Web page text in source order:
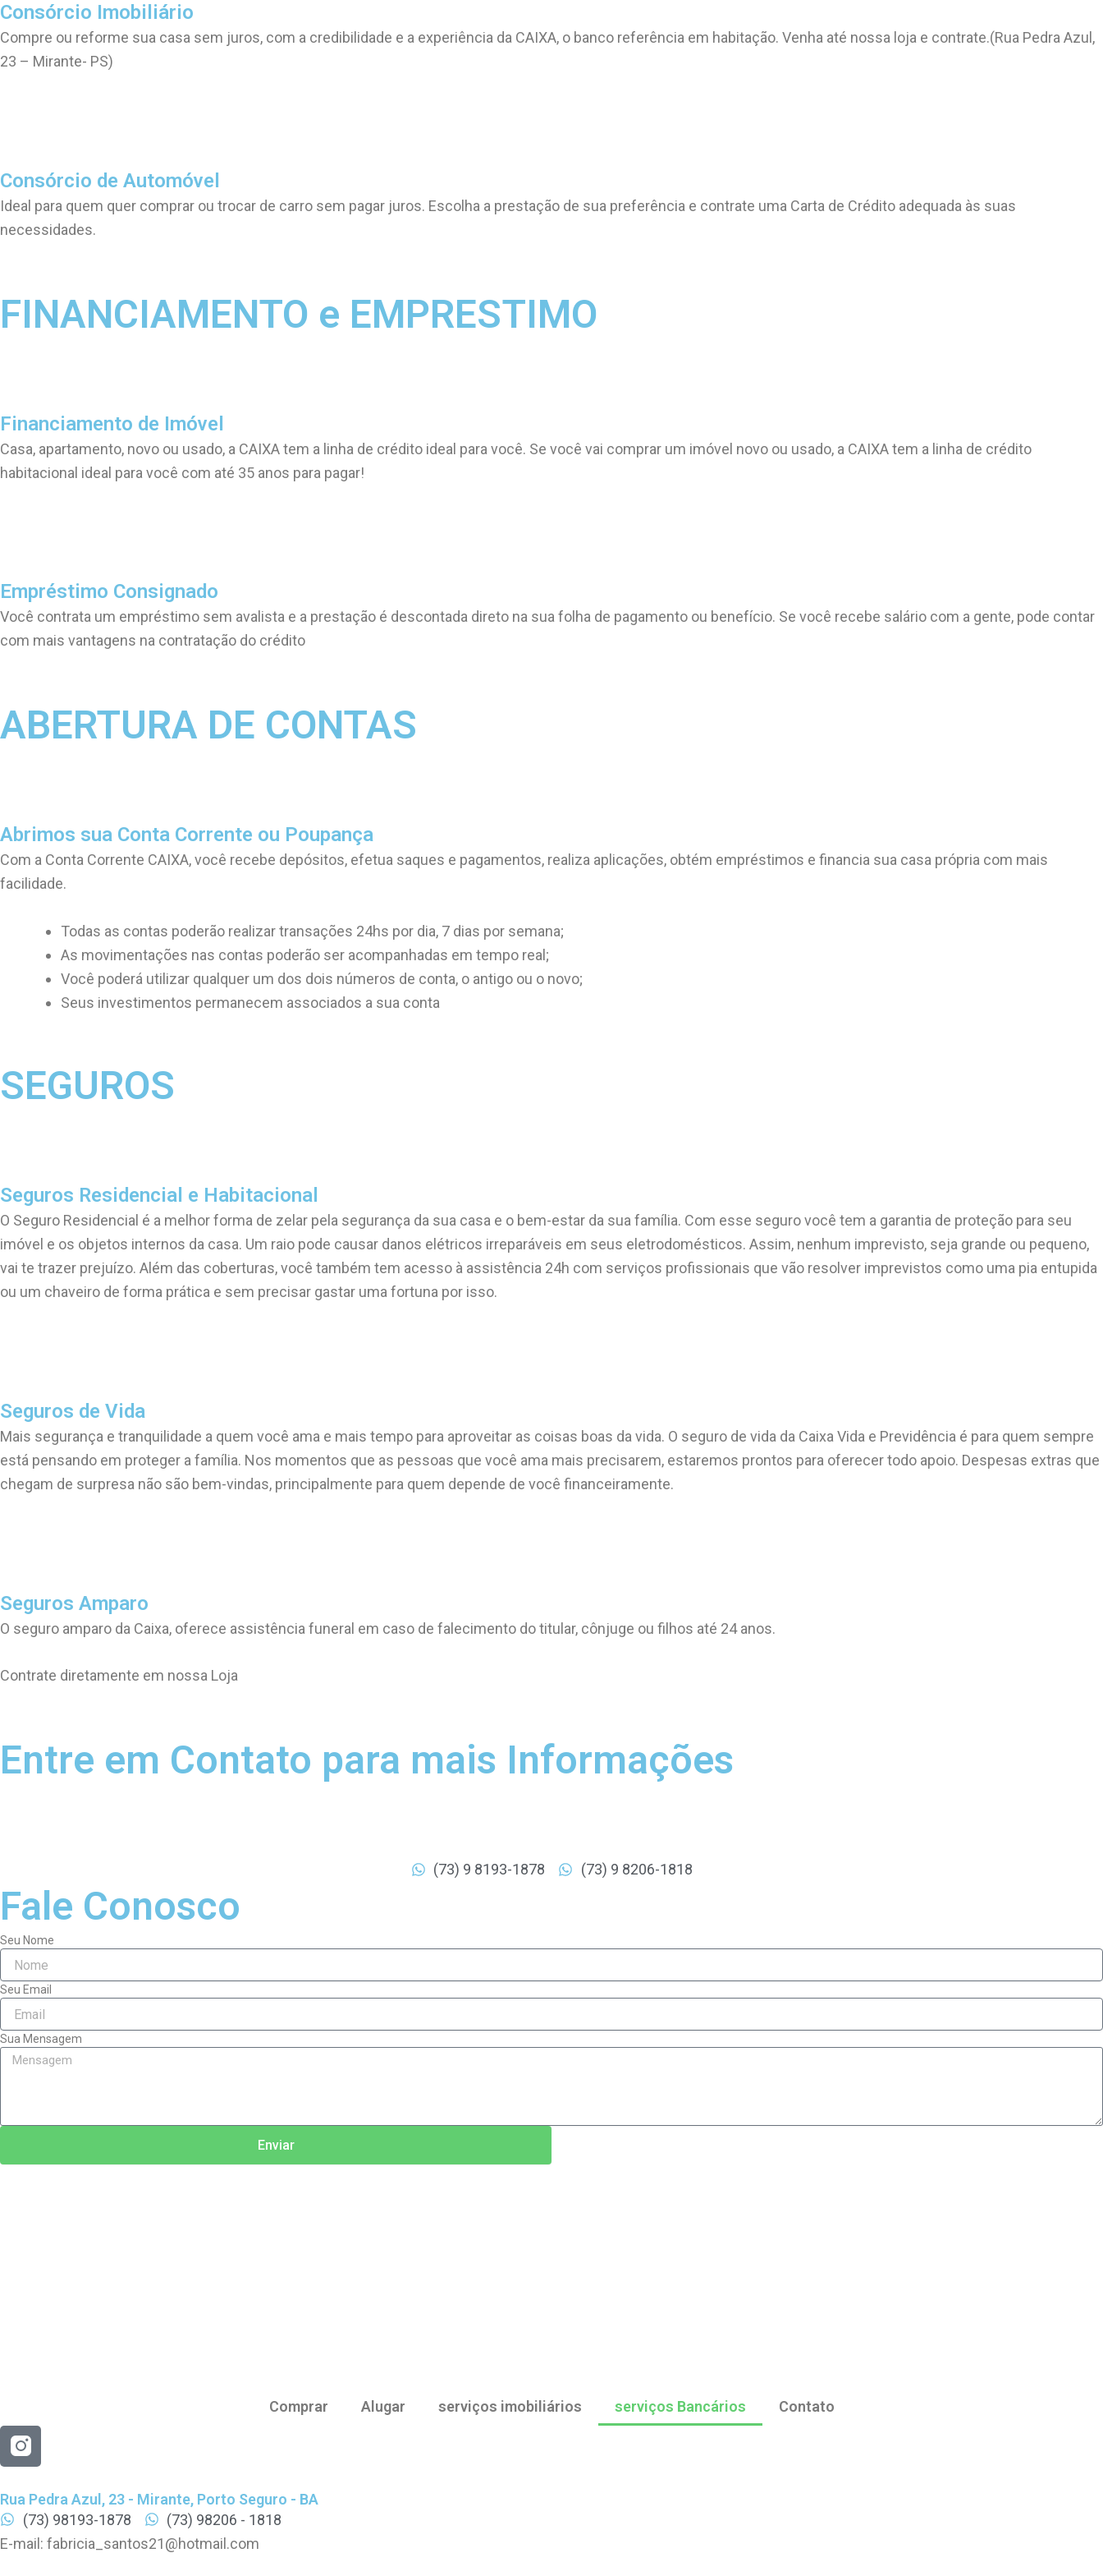
Consórcio Imobiliário
Compre ou reforme sua casa sem juros, com a credibilidade e a experiência da CAIXA, o banco referência em habitação. Venha até nossa loja e contrate.(Rua Pedra Azul,
23 – Mirante- PS)
Consórcio de Automóvel
Ideal para quem quer comprar ou trocar de carro sem pagar juros. Escolha a prestação de sua preferência e contrate uma Carta de Crédito adequada às suas
necessidades.
FINANCIAMENTO e EMPRESTIMO
Financiamento de Imóvel
Casa, apartamento, novo ou usado, a CAIXA tem a linha de crédito ideal para você. Se você vai comprar um imóvel novo ou usado, a CAIXA tem a linha de crédito
habitacional ideal para você com até 35 anos para pagar!
Empréstimo Consignado
Você contrata um empréstimo sem avalista e a prestação é descontada direto na sua folha de pagamento ou benefício. Se você recebe salário com a gente, pode contar
com mais vantagens na contratação do crédito
ABERTURA DE CONTAS
Abrimos sua Conta Corrente ou Poupança
Com a Conta Corrente CAIXA, você recebe depósitos, efetua saques e pagamentos, realiza aplicações, obtém empréstimos e financia sua casa própria com mais
facilidade.
Todas as contas poderão realizar transações 24hs por dia, 7 dias por semana;
As movimentações nas contas poderão ser acompanhadas em tempo real;
Você poderá utilizar qualquer um dos dois números de conta, o antigo ou o novo;
Seus investimentos permanecem associados a sua conta
SEGUROS
Seguros Residencial e Habitacional
O Seguro Residencial é a melhor forma de zelar pela segurança da sua casa e o bem-estar da sua família. Com esse seguro você tem a garantia de proteção para seu
imóvel e os objetos internos da casa. Um raio pode causar danos elétricos irreparáveis em seus eletrodomésticos. Assim, nenhum imprevisto, seja grande ou pequeno,
vai te trazer prejuízo. Além das coberturas, você também tem acesso à assistência 24h com serviços profissionais que vão resolver imprevistos como uma pia entupida
ou um chaveiro de forma prática e sem precisar gastar uma fortuna por isso.
Seguros de Vida
Mais segurança e tranquilidade a quem você ama e mais tempo para aproveitar as coisas boas da vida. O seguro de vida da Caixa Vida e Previdência é para quem sempre
está pensando em proteger a família. Nos momentos que as pessoas que você ama mais precisarem, estaremos prontos para oferecer todo apoio. Despesas extras que
chegam de surpresa não são bem-vindas, principalmente para quem depende de você financeiramente.
Seguros Amparo
O seguro amparo da Caixa, oferece assistência funeral em caso de falecimento do titular, cônjuge ou filhos até 24 anos.
Contrate diretamente em nossa Loja
Entre em Contato para mais Informações
(73) 9 8193-1878 (73) 9 8206-1818
Fale Conosco
Seu Nome
Seu Email
Sua Mensagem
Enviar
Comprar Alugar serviços imobiliários serviços Bancários Contato
Rua Pedra Azul, 23 - Mirante, Porto Seguro - BA
(73) 98193-1878
(73) 98206 - 1818
E-mail: fabricia_santos21@hotmail.com